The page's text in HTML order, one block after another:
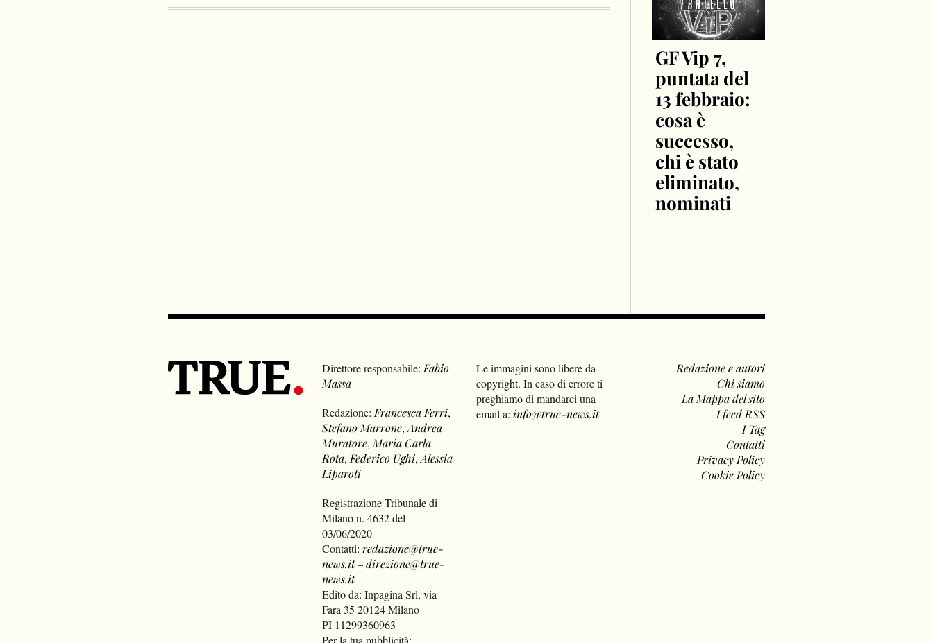
GF Vip 7,
puntata del
13 febbraio:
cosa è
successo,
chi è stato
eliminato,
nominati
Direttore responsabile: Fabio
Massa
Redazione: Francesca Ferri,
Stefano Marrone,Andrea
Muratore, Maria Carla
Rota, Federico Ughi,Alessia
Liparoti
Registrazione Tribunale di
Milano n. 4632 del
03/06/2020
Contatti:redazione@true-
news.it–direzione@true-
news.it
Edito da: Inpagina Srl, via
Fara 35 20124 Milano
PI 11299360963
Per la tua pubblicità:
Le immagini sono libere da
copyright. In caso di errore ti
preghiamo di mandarci una
email a: info@true-news.it
Redazione e autori
Chi siamo
La Mappa del sito
I feed RSS
I Tag
Contatti
Privacy Policy
Cookie Policy